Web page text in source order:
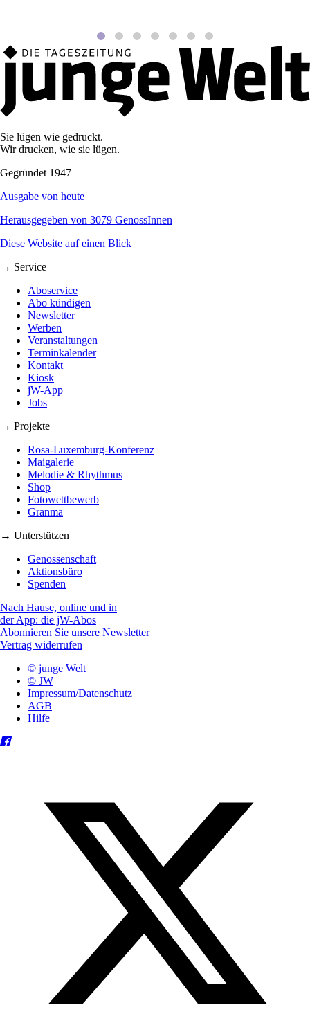
Sie lügen wie gedruckt.
Wir drucken, wie sie lügen.
Gegründet 1947
Ausgabe von heute
Herausgegeben von 3079 GenossInnen
Diese Website auf einen Blick
→ Service
Aboservice
Abo kündigen
Newsletter
Werben
Veranstaltungen
Terminkalender
Kontakt
Kiosk
jW-App
Jobs
→ Projekte
Rosa-Luxemburg-Konferenz
Maigalerie
Melodie & Rhythmus
Shop
Fotowettbewerb
Granma
→ Unterstützen
Genossenschaft
Aktionsbüro
Spenden
Nach Hause, online und in
der App: die jW-Abos
Abonnieren Sie unsere Newsletter
Vertrag widerrufen
© junge Welt
© JW
Impressum/Datenschutz
AGB
Hilfe